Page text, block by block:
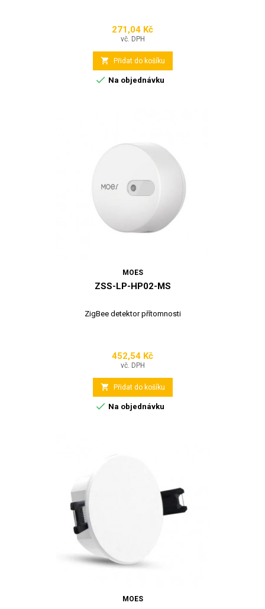
Cena
271,04 Kč
vč. DPH
 Přidat do košíku
 Na objednávku
MOES
ZSS-LP-HP02-MS
ZigBee detektor přítomnosti
Cena
452,54 Kč
vč. DPH
 Přidat do košíku
 Na objednávku
MOES